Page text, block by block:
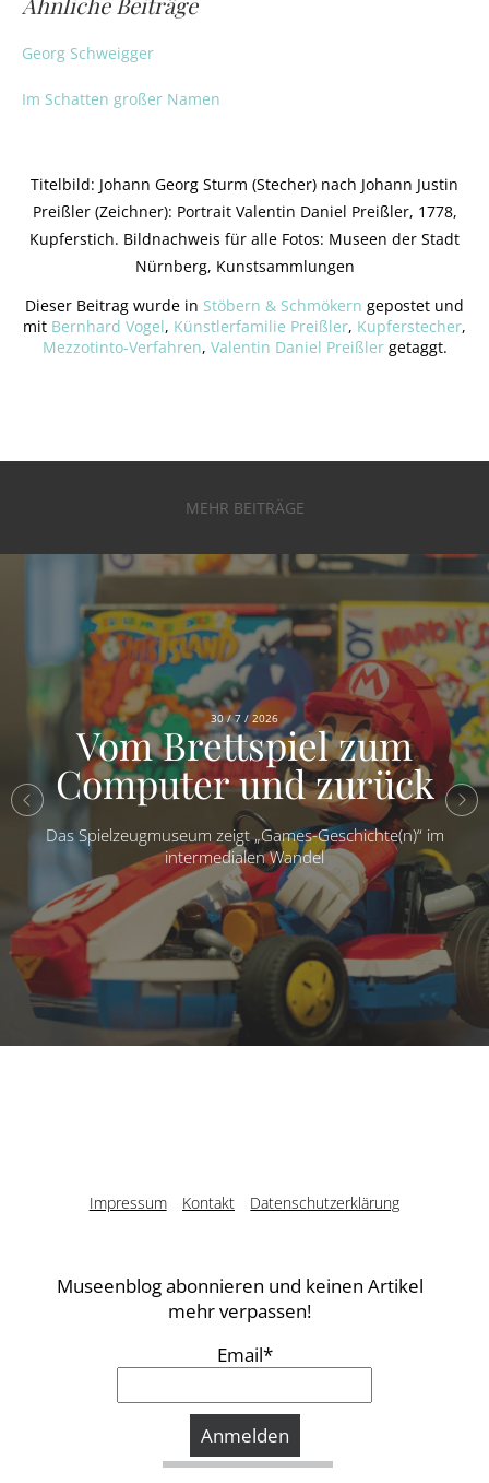
Georg Schweigger
Im Schatten großer Namen
Titelbild: Johann Georg Sturm (Stecher) nach Johann Justin
Preißler (Zeichner): Portrait Valentin Daniel Preißler, 1778,
Kupferstich. Bildnachweis für alle Fotos: Museen der Stadt
Nürnberg, Kunstsammlungen
Dieser Beitrag wurde in Stöbern & Schmökern gepostet und
mit Bernhard Vogel, Künstlerfamilie Preißler, Kupferstecher,
Mezzotinto-Verfahren, Valentin Daniel Preißlergetaggt.
MEHR BEITRÄGE
30 / 7 / 2026
Vom Brettspiel zum
Computer und zurück
Das Spielzeugmuseum zeigt „Games-Geschichte(n)“ im
intermedialen Wandel
Impressum Kontakt Datenschutzerklärung
Museenblog abonnieren und keinen Artikel
mehr verpassen!
Email*